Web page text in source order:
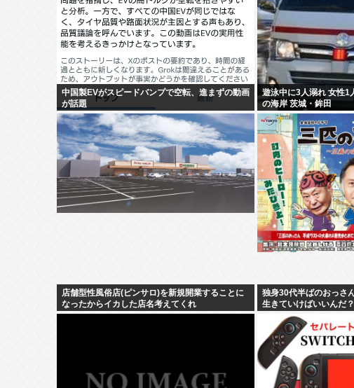
中国製EVがスピードバンプで空転、進まずの動画
が話題
遊泳中に3人溺れ 女性1
の海岸 茨城・鉾田
店舗型性風俗店(ピンサロ)を新規開業することに
なったからイカした店名考えてくれ
独身30代半ばのおっさ
生きていけばいいんだ？